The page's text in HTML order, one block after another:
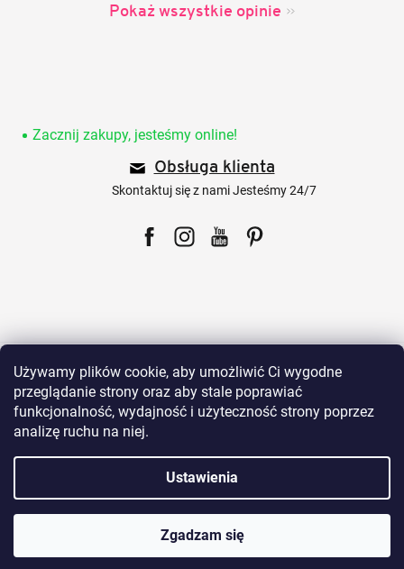
Używamy plików cookie, aby umożliwić Ci wygodne
przeglądanie strony oraz aby stale poprawiać
funkcjonalność, wydajność i użyteczność strony poprzez
analizę ruchu na niej.
Ustawienia
Zgadzam się
Pokaż wszystkie opinie
Zacznij zakupy, jesteśmy online!
Obsługa klienta
Skontaktuj się z nami Jesteśmy 24/7
Dla klientów
Wszystko o zakupach
Nasze produkty
O Sklepie